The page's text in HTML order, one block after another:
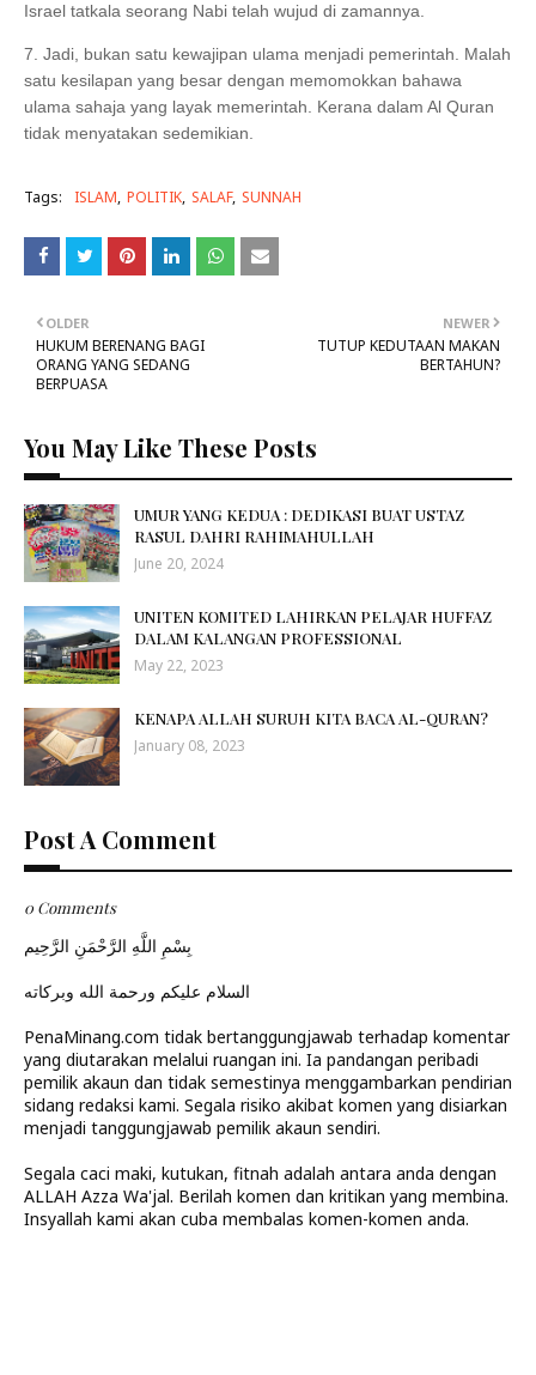
Israel tatkala seorang Nabi telah wujud di zamannya.
7. Jadi, bukan satu kewajipan ulama menjadi pemerintah. Malah
satu kesilapan yang besar dengan memomokkan bahawa
ulama sahaja yang layak memerintah. Kerana dalam Al Quran
tidak menyatakan sedemikian.
Tags: ISLAM POLITIK SALAF SUNNAH
NEWER
TUTUP KEDUTAAN MAKAN
BERTAHUN?
OLDER
HUKUM BERENANG BAGI
ORANG YANG SEDANG
BERPUASA
You May Like These Posts
UMUR YANG KEDUA : DEDIKASI BUAT USTAZ
RASUL DAHRI RAHIMAHULLAH
June 20, 2024
UNITEN KOMITED LAHIRKAN PELAJAR HUFFAZ
DALAM KALANGAN PROFESSIONAL
May 22, 2023
KENAPA ALLAH SURUH KITA BACA AL-QURAN?
January 08, 2023
Post A Comment
0 Comments
بِسْمِ اللَّهِ الرَّحْمَنِ الرَّحِيم
السلام عليكم ورحمة الله وبركاته
PenaMinang.com tidak bertanggungjawab terhadap komentar
yang diutarakan melalui ruangan ini. Ia pandangan peribadi
pemilik akaun dan tidak semestinya menggambarkan pendirian
sidang redaksi kami. Segala risiko akibat komen yang disiarkan
menjadi tanggungjawab pemilik akaun sendiri.
Segala caci maki, kutukan, fitnah adalah antara anda dengan
ALLAH Azza Wa'jal. Berilah komen dan kritikan yang membina.
Insyallah kami akan cuba membalas komen-komen anda.